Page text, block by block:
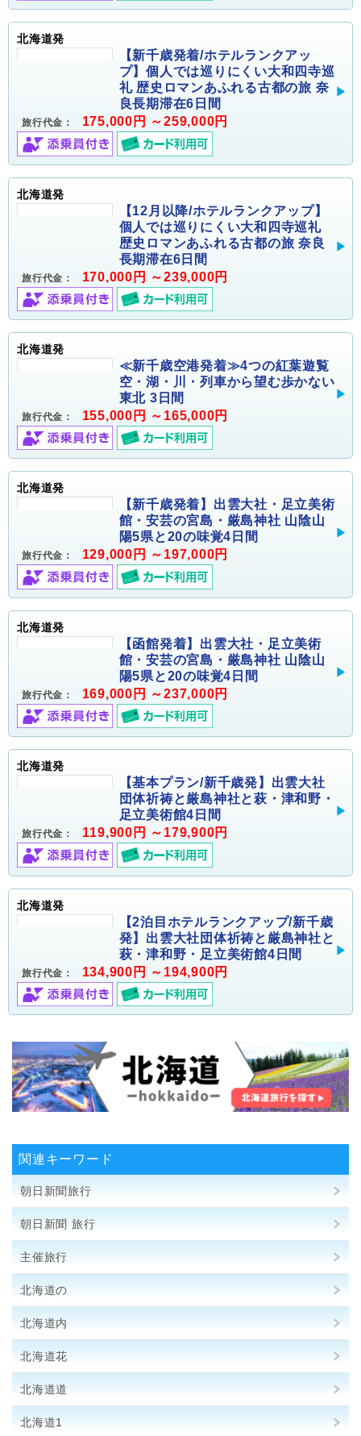
北海道発
【新千歳発着/ホテルランクアッ
プ】個人では巡りにくい大和四寺巡
礼 歴史ロマンあふれる古都の旅 奈
良長期滞在6日間
旅行代金： 175,000円 ～259,000円
北海道発
【12月以降/ホテルランクアップ】
個人では巡りにくい大和四寺巡礼
歴史ロマンあふれる古都の旅 奈良
長期滞在6日間
旅行代金： 170,000円 ～239,000円
北海道発
≪新千歳空港発着≫4つの紅葉遊覧
空・湖・川・列車から望む歩かない
東北 3日間
旅行代金： 155,000円 ～165,000円
北海道発
【新千歳発着】出雲大社・足立美術
館・安芸の宮島・厳島神社 山陰山
陽5県と20の味覚4日間
旅行代金： 129,000円 ～197,000円
北海道発
【函館発着】出雲大社・足立美術
館・安芸の宮島・厳島神社 山陰山
陽5県と20の味覚4日間
旅行代金： 169,000円 ～237,000円
北海道発
【基本プラン/新千歳発】出雲大社
団体祈祷と厳島神社と萩・津和野・
足立美術館4日間
旅行代金： 119,900円 ～179,900円
北海道発
【2泊目ホテルランクアップ/新千歳
発】出雲大社団体祈祷と厳島神社と
萩・津和野・足立美術館4日間
旅行代金： 134,900円 ～194,900円
関連キーワード
朝日新聞旅行
朝日新聞 旅行
主催旅行
北海道の
北海道内
北海道花
北海道道
北海道1